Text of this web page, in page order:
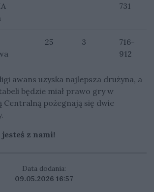
731
25 3
716-
912
awans uzyska najlepsza drużyna, a
będzie miał prawo gry w
Centralną pożegnają się dwie
z nami!
Data dodania:
09.05.2026 16:57